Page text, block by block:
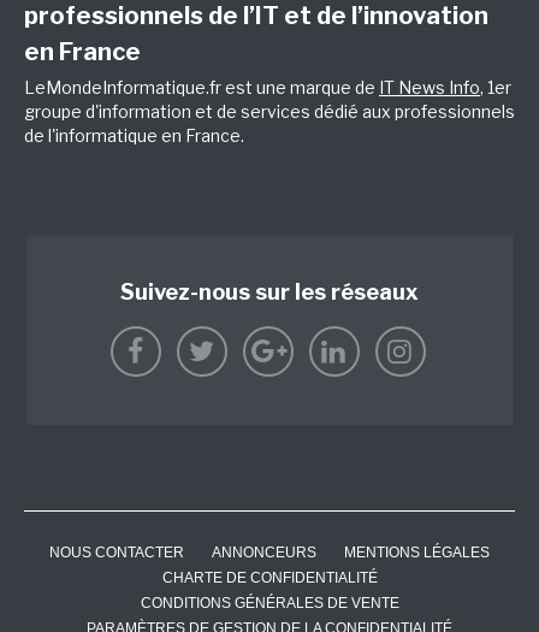
professionnels de l’IT et de l’innovation
en France
LeMondeInformatique.fr est une marque de IT News Info, 1er
groupe d'information et de services dédié aux professionnels
de l'informatique en France.
Suivez-nous sur les réseaux
NOUS CONTACTER ANNONCEURS
MENTIONS LÉGALES
CHARTE DE CONFIDENTIALITÉ
CONDITIONS GÉNÉRALES DE VENTE